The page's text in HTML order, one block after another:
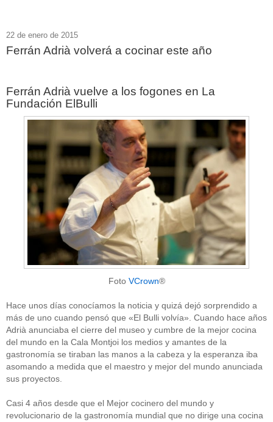
22 de enero de 2015
Ferrán Adrià volverá a cocinar este año
Ferrán Adrià vuelve a los fogones en La
Fundación ElBulli
Foto VCrown®
Hace unos días conocíamos la noticia y quizá dejó sorprendido a
más de uno cuando pensó que «El Bulli volvía». Cuando hace años
Adrià anunciaba el cierre del museo y cumbre de la mejor cocina
del mundo en la Cala Montjoi los medios y amantes de la
gastronomía se tiraban las manos a la cabeza y la esperanza iba
asomando a medida que el maestro y mejor del mundo anunciada
sus proyectos.
Casi 4 años desde que el Mejor cocinero del mundo y
revolucionario de la gastronomía mundial que no dirige una cocina